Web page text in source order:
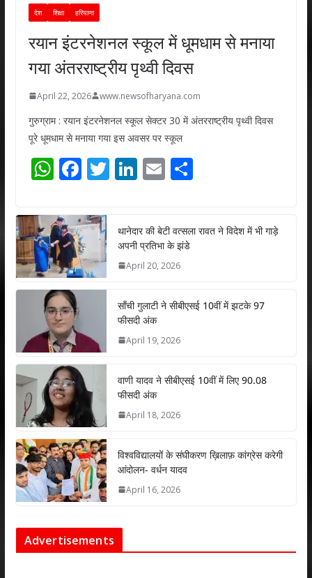
देश शिक्षा हरियाणा
रयान इंटरनेशनल स्कूल में धूमधाम से मनाया
गया अंतरराष्ट्रीय पृथ्वी दिवस
April 22, 2026 www.newsofharyana.com
गुरुग्राम : रयान इंटरनेशनल स्कूल सेक्टर 30 में अंतरराष्ट्रीय पृथ्वी दिवस
पूरे धूमधाम से मनाया गया इस अवसर पर स्कूल
W
at
s
A
p
p
F
e
b
o
o
T
er
Li
e
dI
E
l
S
e
थानेदार की बेटी वत्सला रावत ने विदेश में भी गाड़े
अपनी प्रतिभा के झंडे
April 20, 2026
साँची गुलाटी ने सीबीएसई 10वीं में झटके 97
फीसदी अंक
April 19, 2026
वाणी यादव ने सीबीएसई 10वीं में लिए 90.08
फीसदी अंक
April 18, 2026
विश्वविद्यालयों के संघीकरण ख़िलाफ़ कांग्रेस करेगी
आंदोलन- वर्धन यादव
April 16, 2026
Advertisements